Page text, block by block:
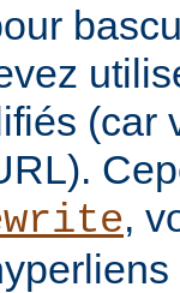
(car
,